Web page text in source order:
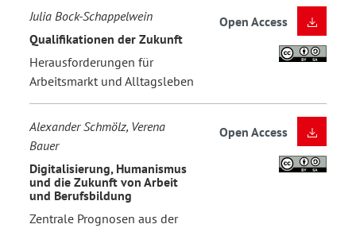
Julia Bock-Schappelwein
Qualifikationen der Zukunft
Herausforderungen für
Arbeitsmarkt und Alltagsleben
Open Access
Alexander Schmölz, Verena
Bauer
Digitalisierung, Humanismus
und die Zukunft von Arbeit
und Berufsbildung
Zentrale Prognosen aus der
Open Access